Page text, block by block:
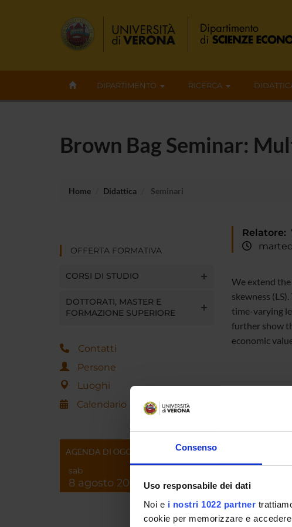
Consenso
Uso responsabile dei dati
Noi e i nostri 1022 partner
cookie per memorizzare e
DIPARTIMENTO RICERCA
Brown Bag Seminar:
Home Didattica Seminari
OFFERTA FORMATIVA
CORSI DI STUDIO
DOTTORATI, MASTER E
FORMAZIONE SUPERIORE
Contatti
Persone
Luoghi
Calendario
AGENDA DI OGGI
sab
8 agosto 2026
Relatore:
martedì
We extend
skewness
time-varying
further show
economic
Data